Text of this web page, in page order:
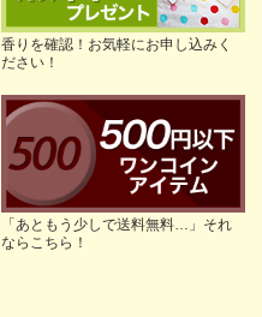
香りを確認！お気軽にお申し込みく
ださい！
「あともう少しで送料無料…」それ
ならこちら！